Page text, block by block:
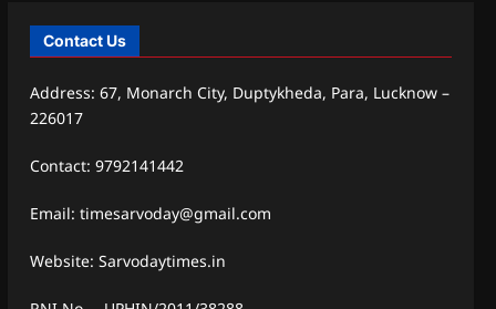
Contact Us
Address: 67, Monarch City, Duptykheda, Para, Lucknow –
226017
Contact: 9792141442
Email: timesarvoday@gmail.com
Website: Sarvodaytimes.in